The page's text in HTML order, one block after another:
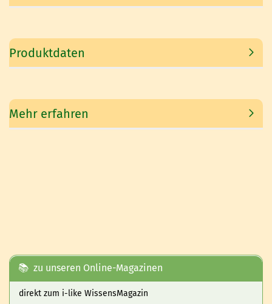
Produktdaten
Mehr erfahren
📚 zu unseren Online-Magazinen
direkt zum i-like WissensMagazin